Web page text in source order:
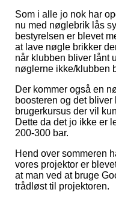
Som i alle jo nok har
nu med nøglebrik lås
bestyrelsen er blevet
at lave nøgle brikker
når klubben bliver lånt
nøglerne ikke/klubben
Der kommer også en
boosteren og det
brugerkursus der vil
Dette da det jo ikke er
200-300 bar.
Hend over sommeren
vores projektor er
at man ved at bruge
trådløst til projektoren.